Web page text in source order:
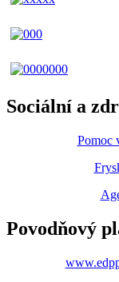
Sociální a
Pomoc
Povodňový